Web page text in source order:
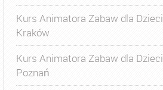
Kurs Animatora Zabaw dla Dzieci
Kraków
Kurs Animatora Zabaw dla Dzieci
Poznań